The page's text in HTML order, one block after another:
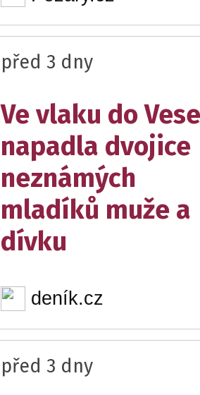
před 3 dny
Ve vlaku do
napadla dvojice
neznámých
mladíků muže a
dívku
deník.cz
před 3 dny